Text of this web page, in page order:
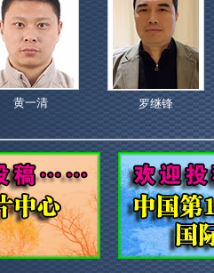
黄一清 罗继锋